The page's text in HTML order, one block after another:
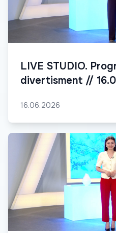
LIVE STUDIO.
divertisment //
16.06.2026